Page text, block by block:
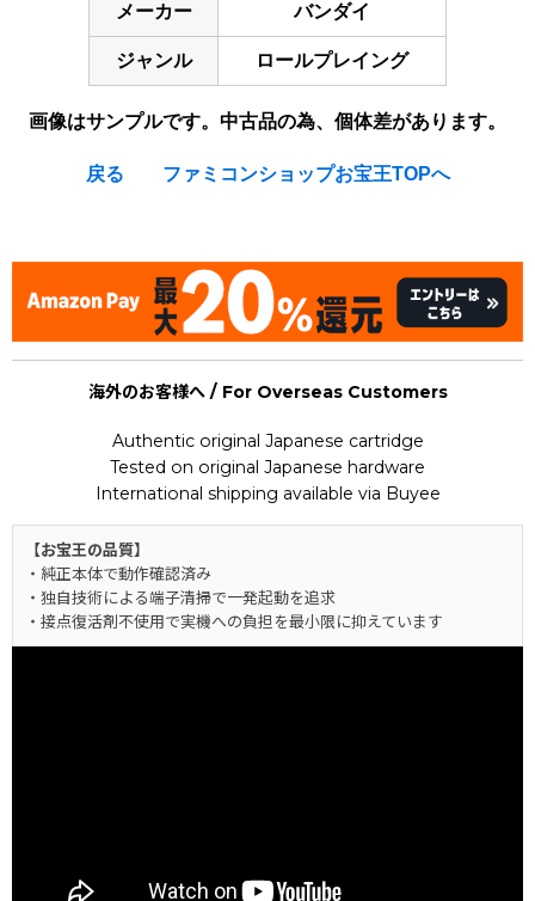
メーカー バンダイ
ジャンル ロールプレイング
画像はサンプルです。中古品の為、個体差があります。
戻る ファミコンショップお宝王TOPへ
海外のお客様へ / For Overseas Customers
Authentic original Japanese cartridge
Tested on original Japanese hardware
International shipping available via Buyee
【お宝王の品質】
・純正本体で動作確認済み
・独自技術による端子清掃で一発起動を追求
・接点復活剤不使用で実機への負担を最小限に抑えています